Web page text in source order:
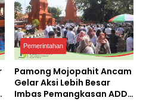
Pemerintahan
Pamong Mojopahit Ancam
Gelar Aksi Lebih Besar
Imbas Pemangkasan ADD